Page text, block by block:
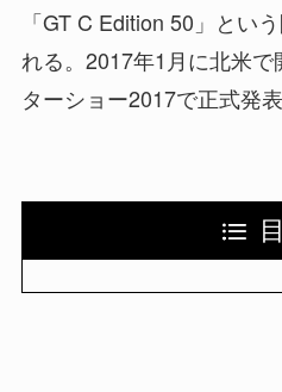
「GT C Edition 50」とい
れる。2017年1月に北米
ターショー2017で正式発表